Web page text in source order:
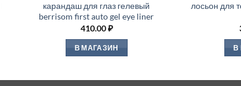
карандаш для глаз гелевый
berrisom first auto gel eye liner
410.00₽
В МАГАЗИН
лосьон для
В